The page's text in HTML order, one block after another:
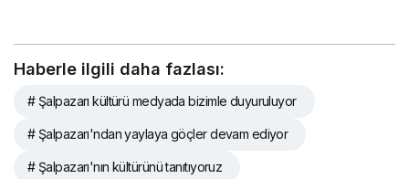
Haberle ilgili daha fazlası:
# Şalpazarı kültürü medyada bizimle duyuruluyor
# Şalpazarı'ndan yaylaya göçler devam ediyor
# Şalpazarı'nın kültürünü tanıtıyoruz